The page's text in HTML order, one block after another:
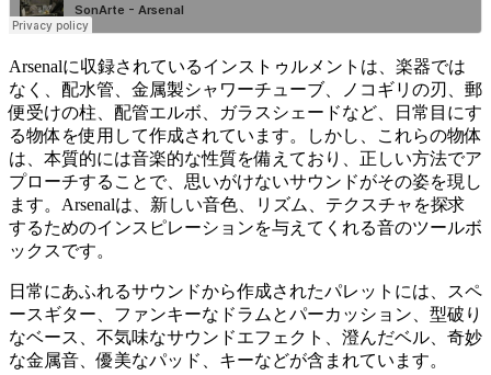
Arsenalに収録されているインストゥルメントは、楽器では
なく、配水管、金属製シャワーチューブ、ノコギリの刃、郵
便受けの柱、配管エルボ、ガラスシェードなど、日常目にす
る物体を使用して作成されています。しかし、これらの物体
は、本質的には音楽的な性質を備えており、正しい方法でア
プローチすることで、思いがけないサウンドがその姿を現し
ます。Arsenalは、新しい音色、リズム、テクスチャを探求
するためのインスピレーションを与えてくれる音のツールボ
ックスです。
日常にあふれるサウンドから作成されたパレットには、スペ
ースギター、ファンキーなドラムとパーカッション、型破り
なベース、不気味なサウンドエフェクト、澄んだベル、奇妙
な金属音、優美なパッド、キーなどが含まれています。